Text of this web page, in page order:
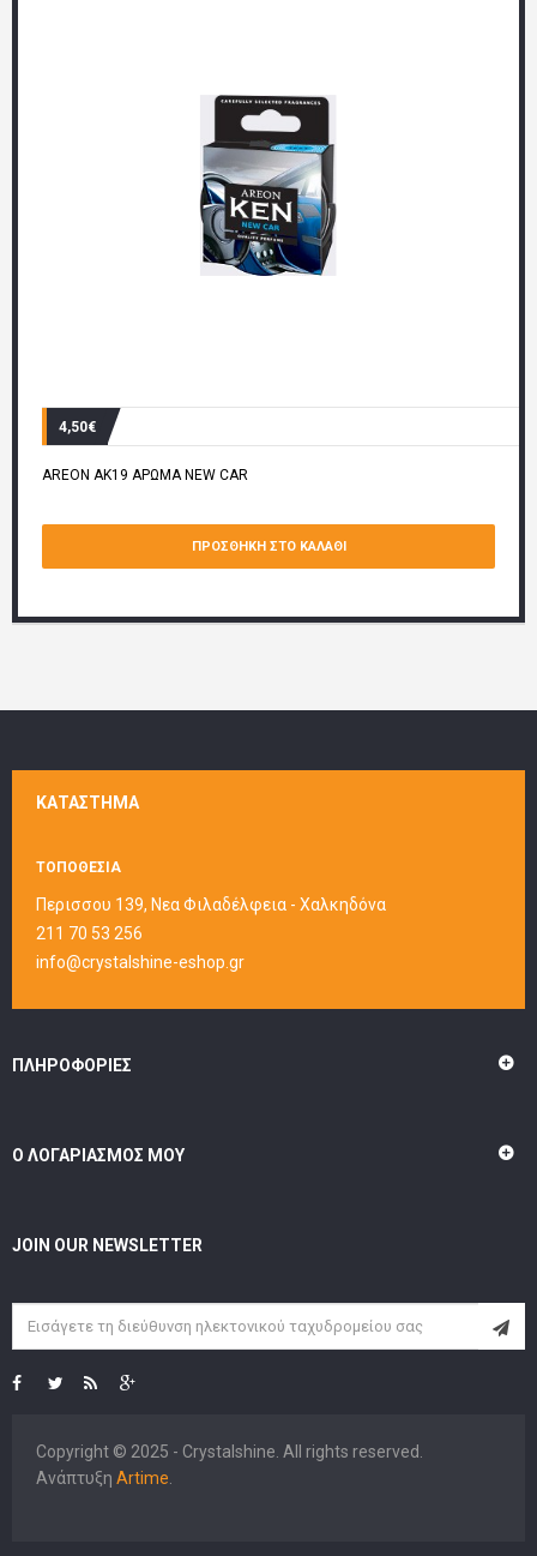
4,50€
AREON AK19 ΑΡΩΜΑ NEW CAR
ΠΡΟΣΘΉΚΗ ΣΤΟ ΚΑΛΆΘΙ
ΚΑΤΆΣΤΗΜΑ
ΤΟΠΟΘΕΣΙΑ
Περισσου 139, Νεα Φιλαδέλφεια - Χαλκηδόνα
211 70 53 256
info@crystalshine-eshop.gr
ΠΛΗΡΟΦΟΡΊΕΣ
Ο ΛΟΓΑΡΙΑΣΜΌΣ ΜΟΥ
JOIN OUR NEWSLETTER
Copyright © 2025 - Crystalshine. All rights reserved.
Ανάπτυξη Artime.